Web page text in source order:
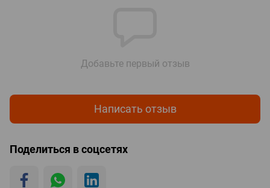
Добавьте первый отзыв
Написать отзыв
Поделиться в соцсетях